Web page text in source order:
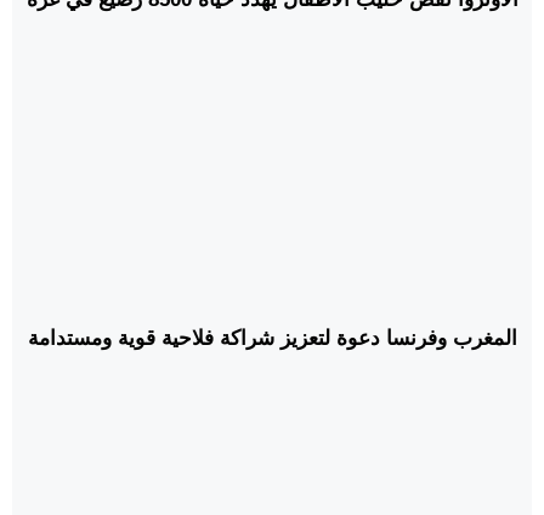
المغرب وفرنسا دعوة لتعزيز شراكة فلاحية قوية ومستدامة